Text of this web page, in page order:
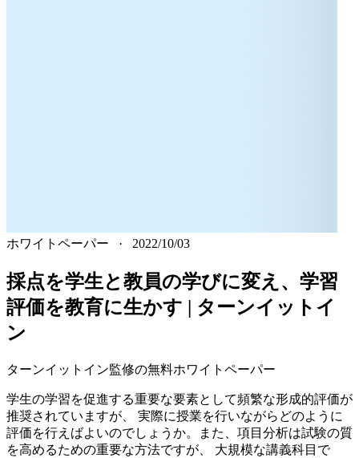
ホワイトペーパー · 2022/10/03
採点を学生と教員の学びに変え、学習
評価を教育に生かす | ターンイットイ
ン
ターンイットイン監修の無料ホワイトペーパー
学生の学習を促進する重要な要素として頻繁な形成的評価が
推奨されていますが、 実際に授業を行いながらどのように
評価を行えばよいのでしょうか。また、項目分析は試験の質
を高めるための重要な方法ですが、 大規模な講義科目で